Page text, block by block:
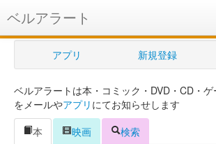
ベルアラート
ベルアラートとは
ヘルプ
新規登録
ログイン
アプリ 新規登録
ベルアラートは本・コミック・DVD・CD・
をメールやアプリ にてお知らせします
本
映画 検索